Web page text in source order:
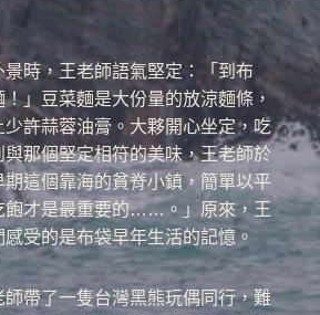
時，王老師語氣堅定：「到布
」豆菜麵是大份量的放涼麵條，
許蒜蓉油膏。大夥開心坐定，吃
與那個堅定相符的美味，王老師於
這個靠海的貧脊小鎮，簡單以平
飽才是最重要的……。」原來，王
受的是布袋早年生活的記憶。
師帶了一隻台灣黑熊玩偶同行，難